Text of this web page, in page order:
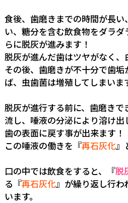
食後、歯磨きまでの時間が長
い、糖分を含む飲食物をダラ
らに脱灰が進みます！
脱灰が進んだ歯はツヤがなく、
その後、歯磨きが不十分で歯
ば、虫歯菌は増殖してしまいま
脱灰が進行する前に、歯磨き
流し、唾液の分泌により溶け
歯の表面に戻す事が出来ます！
この唾液の働きを『再石灰化』
口の中では飲食をすると、『脱
る『再石灰化』が繰り返し行わ
います。